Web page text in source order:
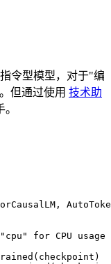
令型模型，对于"编
但通过使用 技术助
for CPU usage